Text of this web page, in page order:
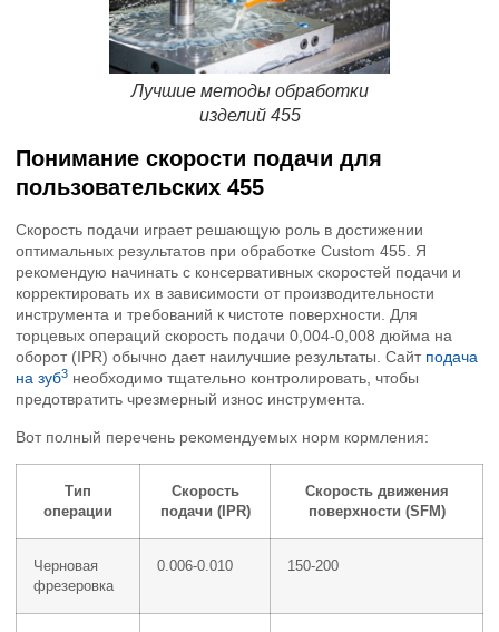
Лучшие методы обработки
изделий 455
Понимание скорости подачи для
пользовательских 455
Скорость подачи играет решающую роль в достижении
оптимальных результатов при обработке Custom 455. Я
рекомендую начинать с консервативных скоростей подачи и
корректировать их в зависимости от производительности
инструмента и требований к чистоте поверхности. Для
торцевых операций скорость подачи 0,004-0,008 дюйма на
оборот (IPR) обычно дает наилучшие результаты. Сайт подача
на зуб3 необходимо тщательно контролировать, чтобы
предотвратить чрезмерный износ инструмента.
Вот полный перечень рекомендуемых норм кормления:
Тип
операции
Скорость
подачи (IPR)
Скорость движения
поверхности (SFM)
Черновая
фрезеровка
0.006-0.010 150-200